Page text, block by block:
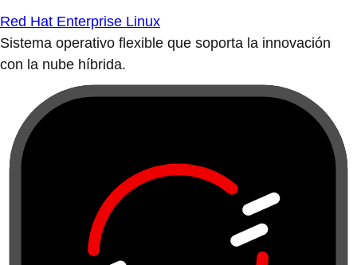
Red Hat Enterprise Linux
Sistema operativo flexible que soporta la innovación
con la nube híbrida.